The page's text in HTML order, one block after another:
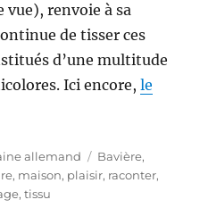
vue), renvoie à sa
de tisser ces
d’une multitude
Ici encore,le
allemand Étiquettes
Bavière,
, maison, plaisir, raconter,
,tissu